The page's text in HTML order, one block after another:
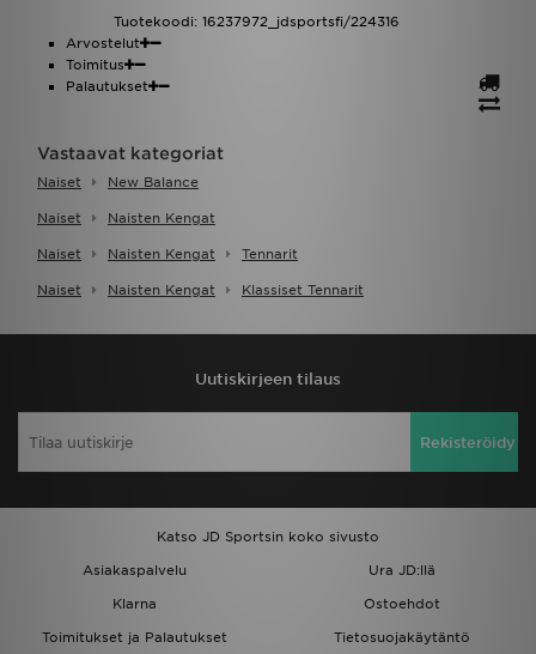
Tuotekoodi: 16237972_jdsportsfi/224316
Arvostelut
Toimitus
Palautukset
Vastaavat kategoriat
Naiset New Balance
Naiset Naisten Kengat
Naiset Naisten Kengat Tennarit
Naiset Naisten Kengat Klassiset Tennarit
Uutiskirjeen tilaus
Rekisteröidy
Katso JD Sportsin koko sivusto
Asiakaspalvelu
Ura JD:llä
Klarna
Ostoehdot
Toimitukset ja Palautukset
Tietosuojakäytäntö